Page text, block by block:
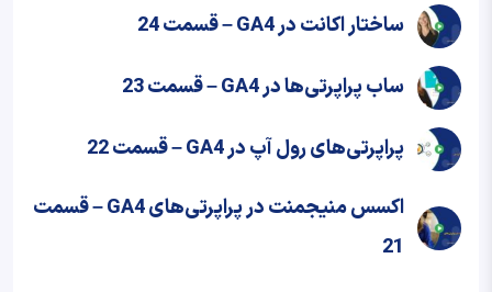
ساختار اکانت در GA4 – قسمت 24
ساب پراپرتی‌ها در GA4 – قسمت 23
پراپرتی‌های رول آپ در GA4 – قسمت 22
اکسس منیجمنت در پراپرتی‌های GA4 – قسمت
21